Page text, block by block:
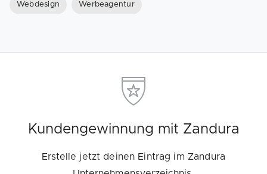
Webdesign Werbeagentur
Kundengewinnung mit Zandura
Erstelle jetzt deinen Eintrag im Zandura